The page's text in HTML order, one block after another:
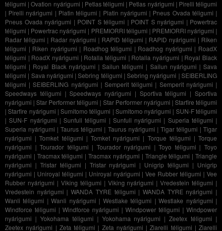
téligumi |Ovation nyárigumi | Petlas téligumi | Petlas nyárigumi | Pirelli téligumi
| Pirelli nyárigumi | Platin téligumi | Platin nyárigumi | Pneus Ovada téligumi |
Pneus Ovada nyárigumi | POINT S téligumi | POINT S nyárigumi | Powertrac
téligumi | Powertrac nyárigumi | PREMIORRI téligumi | PREMIORRI nyárigumi |
Radar téligumi | Radar nyárigumi | RAPID téligumi | RAPID nyárigumi | Riken
téligumi | Riken nyárigumi | Roadhog téligumi | Roadhog nyárigumi | RoadX
téligumi | RoadX nyárigumi | Rotalla téligumi | Rotalla nyárigumi | Royal Black
téligumi | Royal Black nyárigumi |Sailun téligumi | Sailun nyárigumi |Sava
téligumi | Sava nyárigumi |Sebring téligumi |Sebring nyárigumi |SEIBERLING
téligumi |SEIBERLING nyárigumi |Semperit téligumi | Semperit nyárigumi |
Speedways téligumi |Speedways nyárigumi | Sportiva téligumi |Sportiva
nyárigumi |Star Performer téligumi | Star Performer nyárigumi | Starfire téligumi
|Starfire nyárigumi |Sumitomo téligumi | Sumitomo nyárigumi | SUN-F téligumi
|SUN-F nyárigumi | Sunfull téligumi | Sunfull nyárigumi | Superia téligumi |
Superia nyárigumi |Taurus téligumi | Taurus nyárigumi | Tigar téligumi |Tigar
nyárigumi |Tomket téligumi | Tomket nyárigumi | Torque téligumi |Torque
nyárigumi |Tourador téligumi | Tourador nyárigumi |Toyo téligumi |Toyo
nyárigumi | Tracmax téligumi |Tracmax nyárigumi | Triangle téligumi |Triangle
nyárigumi | Tristar téligumi | Tristar nyárigumi | Unigrip téligumi | Unigrip
nyárigumi | Uniroyal téligumi | Uniroyal nyárigumi |Vee Rubber téligumi |Vee
Rubber nyárigumi | Viking téligumi | Viking nyárigumi |Vredestein téligumi |
Vredestein nyárigumi |WANDA TYRE téligumi | WANDA TYRE nyárigumi |
Wanli téligumi |Wanli nyárigumi | Westlake téligumi |Westlake nyárigumi |
Windforce téligumi | Windforce nyárigumi | Windpower téligumi | Windpower
nyárigumi | Yokohama téligumi | Yokohama nyárigumi |Zeetex téligumi |
Zeetex nyárigumi | Zeta téligumi | Zeta nyárigumi |Ziarelli téligumi | Ziarelli